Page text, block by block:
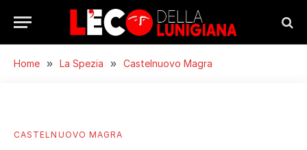
Home » La Spezia » Castelnuovo Magra
CASTELNUOVO MAGRA